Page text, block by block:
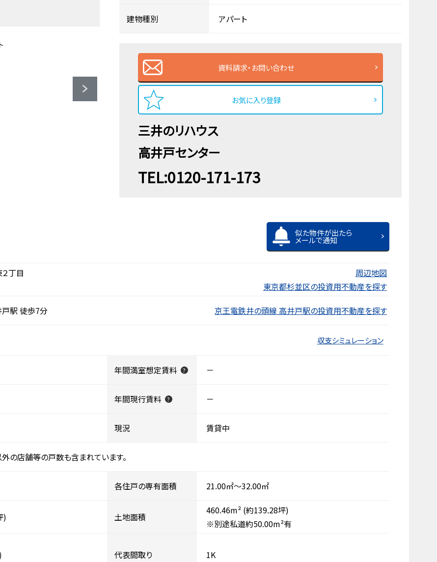
として利用いただけます
）ｍ）
ｍ）
300ｍ）
ｍ）
）
建物種別 アパート
資料請求・お問い合わせ
お気に入り登録
三井のリハウス
高井戸センター
TEL:0120-171-173
似た物件が出たら
メールで通知
丁目
周辺地図
東京都杉並区の投資用不動産を探す
駅 徒歩7分 京王電鉄井の頭線 高井戸駅の投資用不動産を探す
収支シミュレーション
年間満室想定賃料 ? －
年間現行賃料 ? －
現況 賃貸中
の店舗等の戸数も含まれています。
各住戸の専有面積 21.00㎡～32.00㎡
) 土地面積
460.46m² (約139.28坪)
※別途私道約50.00m²有
代表間取り 1K